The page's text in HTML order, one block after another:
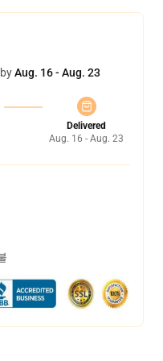
Aug. 16 - Aug. 23
Delivered
Aug. 16 - Aug. 23